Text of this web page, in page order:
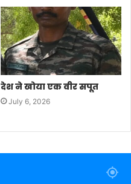
देश ने खोया एक वीर सपूत
July 6, 2026